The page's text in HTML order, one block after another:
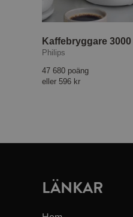
Philips
47 680 poäng
eller 596 kr
LÄNKAR